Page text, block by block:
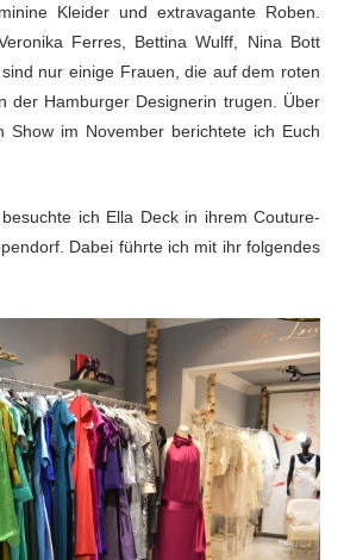
Kleider und extravagante Roben.
Ferres, Bettina Wulff, Nina Bott
nur einige Frauen, die auf dem roten
der Hamburger Designerin trugen. Über
Show im November berichtete ich Euch
ich Ella Deck in ihrem Couture-
Dabei führte ich mit ihr folgendes